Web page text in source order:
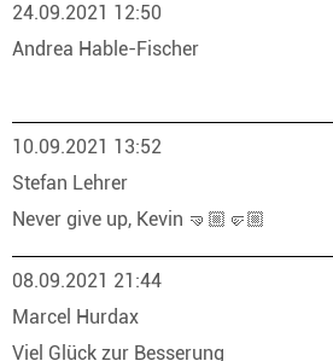
24.09.2021 12:50
Andrea Hable-Fischer
10.09.2021 13:52
Stefan Lehrer
Never give up, Kevin 🤜🏼🤛🏼
08.09.2021 21:44
Marcel Hurdax
Viel Glück zur Besserung